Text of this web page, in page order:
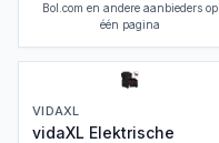
Bol.com en andere aanbieders op
één pagina
VIDAXL
vidaXL Elektrische